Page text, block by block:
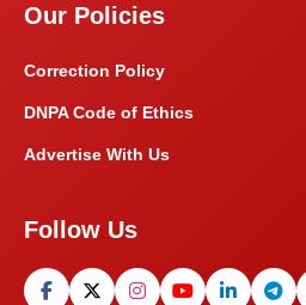
Our Policies
Correction Policy
DNPA Code of Ethics
Advertise With Us
Follow Us